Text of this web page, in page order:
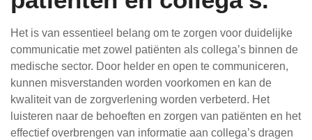
Het is van essentieel belang om te zorgen voor duidelijke
communicatie met zowel patiënten als collega’s binnen de
medische sector. Door helder en open te communiceren,
kunnen misverstanden worden voorkomen en kan de
kwaliteit van de zorgverlening worden verbeterd. Het
luisteren naar de behoeften en zorgen van patiënten en het
effectief overbrengen van informatie aan collega’s dragen